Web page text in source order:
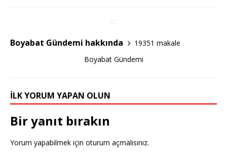
e
b
k
te
r
e
Boyabat Gündemi hakkında
19351 makale
Boyabat Gündemi
İLK YORUM YAPAN OLUN
Bir yanıt bırakın
Yorum yapabilmek için oturum açmalısınız.